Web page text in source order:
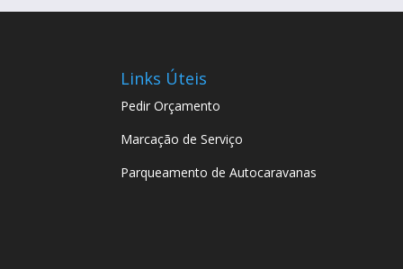
Links Úteis
Pedir Orçamento
Marcação de Serviço
Parqueamento de Autocaravanas